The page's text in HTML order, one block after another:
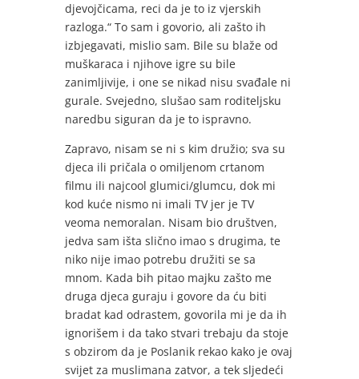
djevojčicama, reci da je to iz vjerskih
razloga.“ To sam i govorio, ali zašto ih
izbjegavati, mislio sam. Bile su blaže od
muškaraca i njihove igre su bile
zanimljivije, i one se nikad nisu svađale ni
gurale. Svejedno, slušao sam roditeljsku
naredbu siguran da je to ispravno.
Zapravo, nisam se ni s kim družio; sva su
djeca ili pričala o omiljenom crtanom
filmu ili najcool glumici/glumcu, dok mi
kod kuće nismo ni imali TV jer je TV
veoma nemoralan. Nisam bio društven,
jedva sam išta slično imao s drugima, te
niko nije imao potrebu družiti se sa
mnom. Kada bih pitao majku zašto me
druga djeca guraju i govore da ću biti
bradat kad odrastem, govorila mi je da ih
ignorišem i da tako stvari trebaju da stoje
s obzirom da je Poslanik rekao kako je ovaj
svijet za muslimana zatvor, a tek sljedeći